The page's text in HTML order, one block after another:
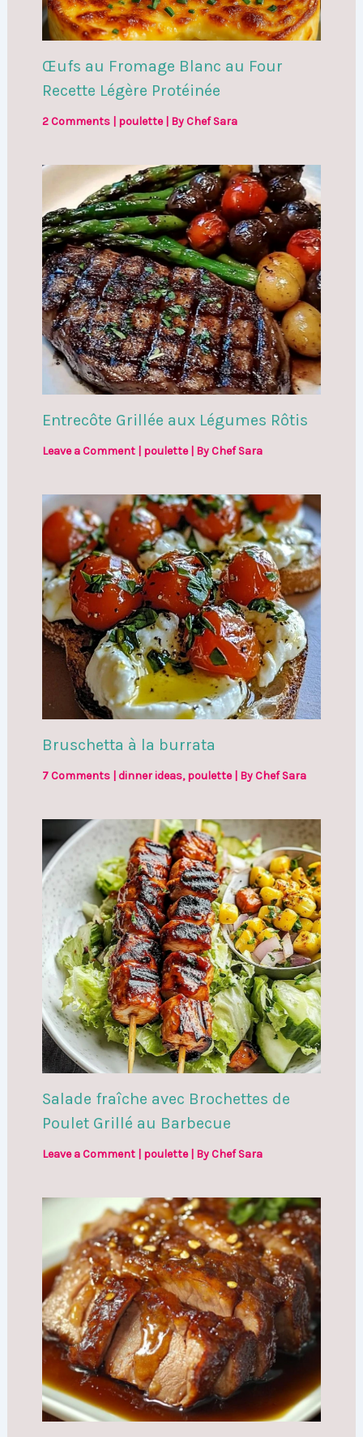
Œufs au Fromage Blanc au Four
Recette Légère Protéinée
2 Comments poulette| ByChef Sara
Entrecôte Grillée aux Légumes Rôtis
Leave a Comment poulette| ByChef Sara
Bruschetta à la burrata
7 Comments dinner ideas,poulette| ByChef Sara
Salade fraîche avec Brochettes de
Poulet Grillé au Barbecue
Leave a Comment poulette| ByChef Sara